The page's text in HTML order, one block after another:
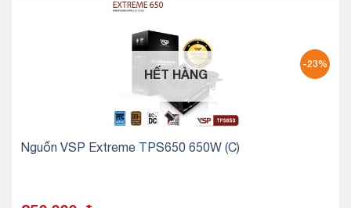
-23%
HẾT HÀNG
Nguồn VSP Extreme TPS650 650W (C)